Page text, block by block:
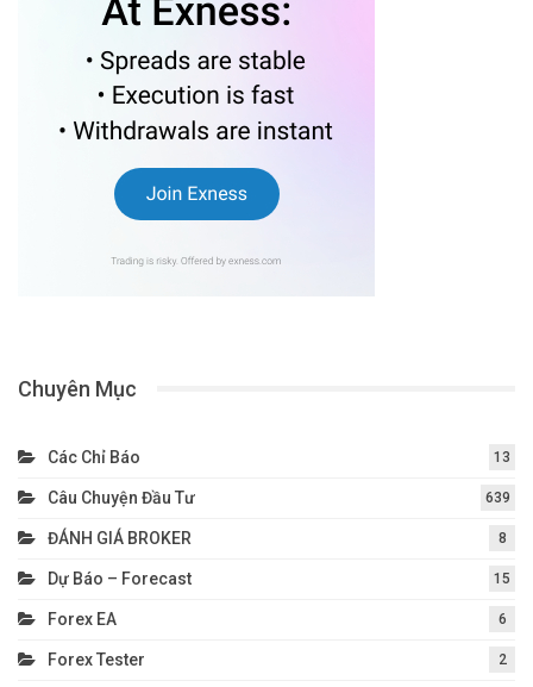
Chuyên Mục
Các Chỉ Báo 13
Câu Chuyện Đầu Tư 639
ĐÁNH GIÁ BROKER 8
Dự Báo – Forecast 15
Forex EA 6
Forex Tester 2